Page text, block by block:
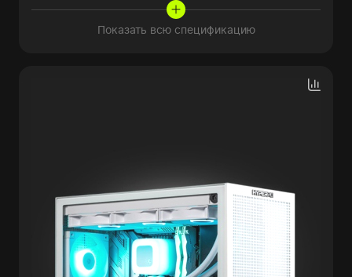
Показать всю спецификацию